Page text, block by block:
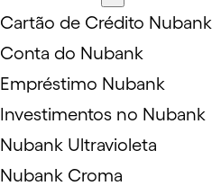
Cartão de Crédito Nubank
Conta do Nubank
Empréstimo Nubank
Investimentos no Nubank
Nubank Ultravioleta
Nubank Croma